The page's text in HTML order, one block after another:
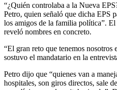
“¿Quién controlaba a la Nueva
Petro, quien señaló que dicha EPS
los amigos de la familia política”. El
reveló nombres en concreto.
“El gran reto que tenemos nosotros
sostuvo el mandatario en la
Petro dijo que “quienes van a
hospitales, son giros directos, sale